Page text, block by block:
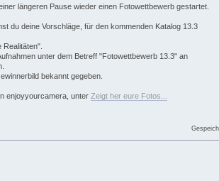
längeren Pause wieder einen Fotowettbewerb gestartet.
du deine Vorschläge, für den kommenden Katalog 13.3
unter dem Betreff "Fotowettbewerb 13.3" an
bekannt gegeben.
enjoyyourcamera, unter Zeigt her eure Fotos...